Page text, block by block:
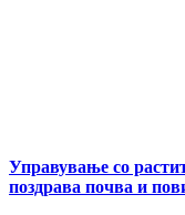
Управување со
поздрава почва и